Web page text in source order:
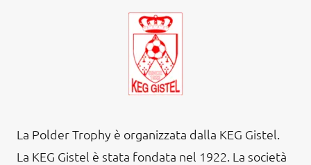
La Polder Trophy è organizzata dalla KEG Gistel.
La KEG Gistel è stata fondata nel 1922. La società